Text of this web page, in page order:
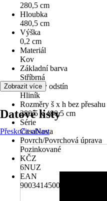
280,5 cm
Hloubka
480,5 cm
Výška
0,2 cm
Materiál
Kov
Základní barva
Stříbrná
Barevný odstín
Hliník
Rozměry š x h bez
280,5 x 480,5 cm
Série
CasaNova
Povrch/Povrchová úprava
Pozinkované
KČZ
6NUZ
EAN
9003414500334
Zobrazit více
Datové listy
Přeskočit oblast